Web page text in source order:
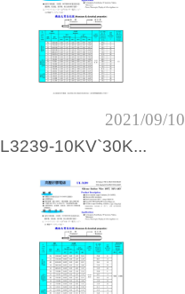
2021/09/10
10KV`30K...